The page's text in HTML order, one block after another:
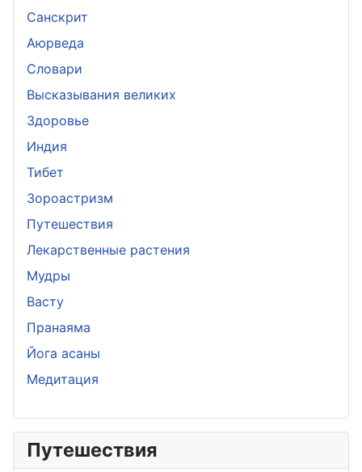
Санскрит
Аюрведа
Словари
Высказывания великих
Здоровье
Индия
Тибет
Зороастризм
Путешествия
Лекарственные растения
Мудры
Васту
Пранаяма
Йога асаны
Медитация
Путешествия